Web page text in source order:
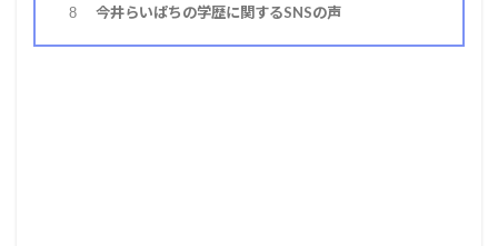
8 今井らいぱちの学歴に関するSNSの声